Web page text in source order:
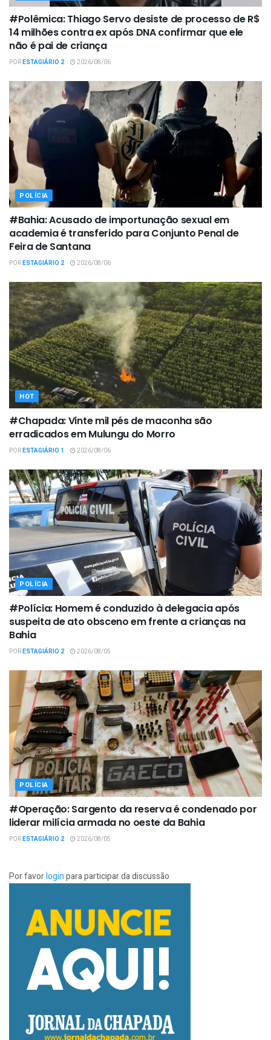
#Polêmica: Thiago Servo desiste de processo de R$
14 milhões contra ex após DNA confirmar que ele
não é pai de criança
PORESTAGIÁRIO 2 2026/08/06
POLÍCIA
#Bahia: Acusado de importunação sexual em
academia é transferido para Conjunto Penal de
Feira de Santana
PORESTAGIÁRIO 2 2026/08/06
HOT
#Chapada: Vinte mil pés de maconha são
erradicados em Mulungu do Morro
PORESTAGIÁRIO 1 2026/08/06
POLÍCIA
#Polícia: Homem é conduzido à delegacia após
suspeita de ato obsceno em frente a crianças na
Bahia
PORESTAGIÁRIO 2 2026/08/05
POLÍCIA
#Operação: Sargento da reserva é condenado por
liderar milícia armada no oeste da Bahia
PORESTAGIÁRIO 2 2026/08/05
Por favorloginpara participar da discussão